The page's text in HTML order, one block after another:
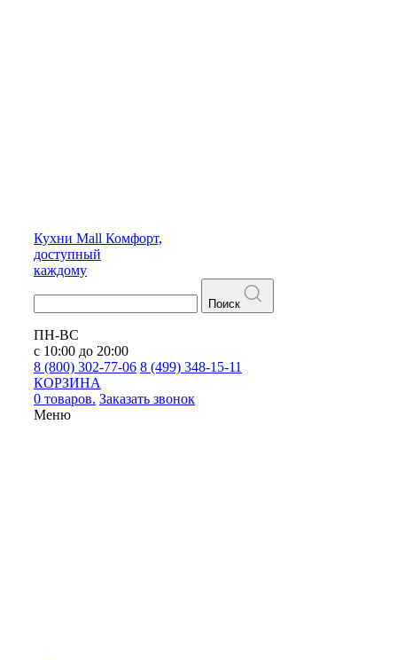
Кухни Mall Комфорт,
доступный
каждому
Поиск
ПН-ВС
с 10:00 до 20:00
8 (800) 302-77-06 8 (499) 348-15-11
КОРЗИНА
0 товаров. Заказать звонок
Меню